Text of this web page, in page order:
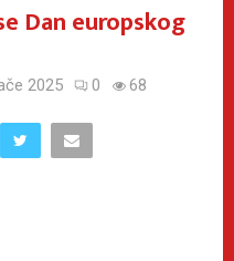
Dan europskog
2025 0 68